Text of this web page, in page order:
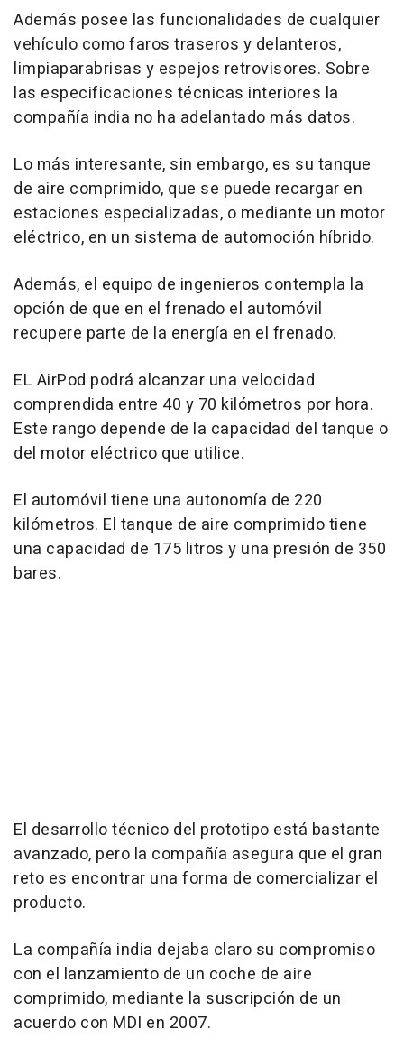
Además posee las funcionalidades de cualquier
vehículo como faros traseros y delanteros,
limpiaparabrisas y espejos retrovisores. Sobre
las especificaciones técnicas interiores la
compañía india no ha adelantado más datos.
Lo más interesante, sin embargo, es su tanque
de aire comprimido, que se puede recargar en
estaciones especializadas, o mediante un motor
eléctrico, en un sistema de automoción híbrido.
Además, el equipo de ingenieros contempla la
opción de que en el frenado el automóvil
recupere parte de la energía en el frenado.
EL AirPod podrá alcanzar una velocidad
comprendida entre 40 y 70 kilómetros por hora.
Este rango depende de la capacidad del tanque o
del motor eléctrico que utilice.
El automóvil tiene una autonomía de 220
kilómetros. El tanque de aire comprimido tiene
una capacidad de 175 litros y una presión de 350
bares.
El desarrollo técnico del prototipo está bastante
avanzado, pero la compañía asegura que el gran
reto es encontrar una forma de comercializar el
producto.
La compañía india dejaba claro su compromiso
con el lanzamiento de un coche de aire
comprimido, mediante la suscripción de un
acuerdo con MDI en 2007.